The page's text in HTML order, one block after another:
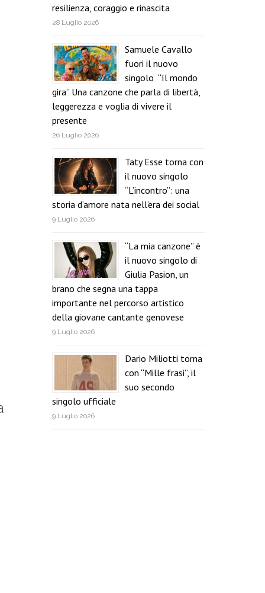
resilienza, coraggio e rinascita
28 Luglio 2026
Samuele Cavallo
fuori il nuovo
singolo “Il mondo
gira” Una canzone che parla di libertà,
leggerezza e voglia di vivere il
presente
26 Luglio 2026
Taty Esse torna con
il nuovo singolo
“L’incontro”: una
storia d’amore nata nell’era dei social
9 Luglio 2026
“La mia canzone” è
il nuovo singolo di
Giulia Pasion, un
brano che segna una tappa
importante nel percorso artistico
della giovane cantante genovese
9 Luglio 2026
Dario Miliotti torna
con “Mille frasi”, il
suo secondo
singolo ufficiale
9 Luglio 2026